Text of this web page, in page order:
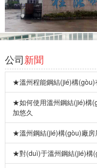
專業(yè)承接大型鋼構(gòu)工程
公司新聞
★溫州程能鋼結(jié)構(gòu)
★如何使用溫州鋼結(jié)構
加悠久
★溫州鋼結(jié)構(gòu)廠房
★對(duì)于溫州鋼結(jié)構